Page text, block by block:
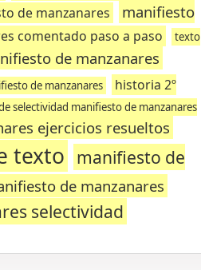
de manzanares
manifiesto
comentado paso a paso
texto
de manzanares
de manzanares
historia 2º
selectividad manifiesto de manzanares
ejercicios resueltos
texto manifiesto de
de manzanares
selectividad